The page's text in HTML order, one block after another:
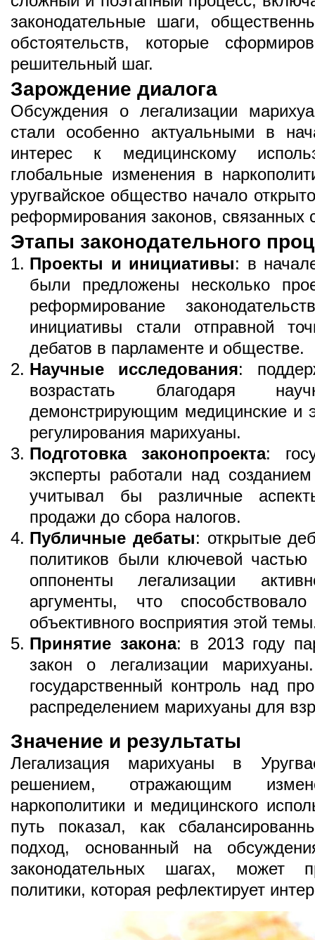
законодательные шаги,
обстоятельств, которые
решительный шаг.
Зарождение диалога
Обсуждения о легализации
стали особенно актуальными в
интерес к медицинскому
глобальные изменения в
уругвайское общество начало
реформирования законов, связанных
Этапы законодательного
Проекты и инициативы: в
были предложены несколько
реформирование
инициативы стали отправной
дебатов в парламенте и обществе.
Научные исследования:
возрастать благодаря
демонстрирующим медицинские и
регулирования марихуаны.
Подготовка законопроекта:
эксперты работали над
учитывал бы различные
продажи до сбора налогов.
Публичные дебаты: открытые
политиков были ключевой
оппоненты легализации
аргументы, что
объективного восприятия этой
Принятие закона: в 2013 году
закон о легализации
государственный контроль над
распределением марихуаны для
Значение и результаты
Легализация марихуаны в
решением, отражающим
наркополитики и медицинского
путь показал, как
подход, основанный на
законодательных шагах, может
политики, которая рефлектирует